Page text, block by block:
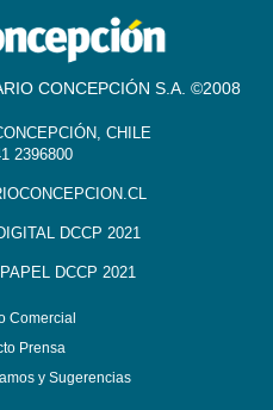
CONCEPCIÓN S.A. ©2008
CHILE
2396800
DCCP 2021
DCCP 2021
Comercial
Prensa
y Sugerencias